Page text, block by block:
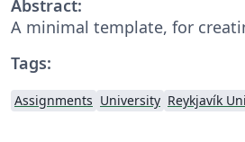
Abstract:
A minimal template, for
Tags:
Assignments University Reykjavík